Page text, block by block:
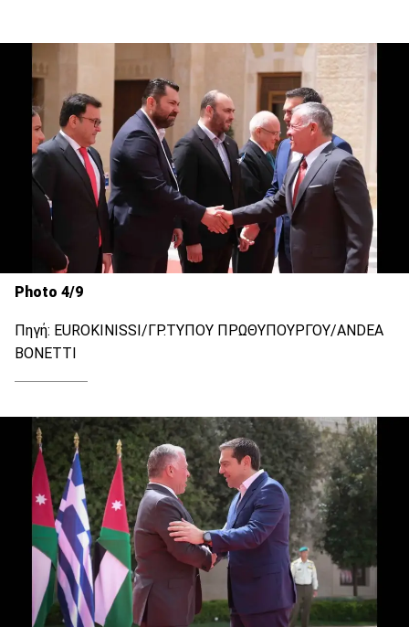
Photo 4/9
Πηγή: EUROKINISSI/ΓΡ.ΤΥΠΟΥ ΠΡΩΘΥΠΟΥΡΓΟΥ/ANDEA
BONETTΙ